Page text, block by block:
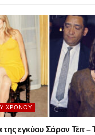
ΧΡΌΝΟΥ
εγκύου Σάρον Τέιτ –